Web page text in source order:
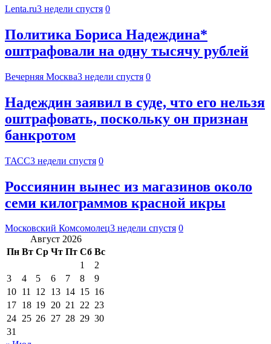
Lenta.ru3 недели спустя 0
Политика Бориса Надеждина*
оштрафовали на одну тысячу рублей
Вечерняя Москва3 недели спустя 0
Надеждин заявил в суде, что его нельзя
оштрафовать, поскольку он признан
банкротом
ТАСС3 недели спустя 0
Россиянин вынес из магазинов около
семи килограммов красной икры
Московский Комсомолец3 недели спустя 0
Август 2026
Пн Вт Ср Чт Пт Сб Вс
1
2
3
4 5 6 7 8
9
10 11 12 13 14 15 16
17 18 19 20 21 22 23
24 25 26 27 28 29 30
31